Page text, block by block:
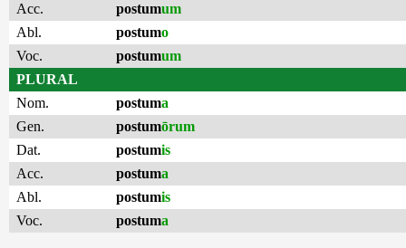
Acc.
postumum
Abl.
postumo
Voc.
postumum
PLURAL
Nom.
postuma
Gen.
postumōrum
Dat.
postumis
Acc.
postuma
Abl.
postumis
Voc.
postuma